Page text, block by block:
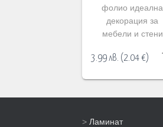
фолио идеална
декорация за
мебели и стени
3.99лв. (2.04€)
> Ламинат